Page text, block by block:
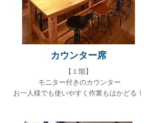
カウンター席
​【１階】
モニター付きのカウンター
お一人様でも使いやすく作業もはかどる！